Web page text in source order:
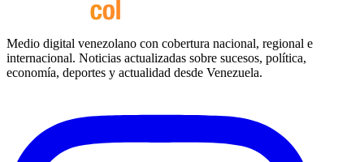
Medio digital venezolano con cobertura nacional, regional e
internacional. Noticias actualizadas sobre sucesos, política,
economía, deportes y actualidad desde Venezuela.